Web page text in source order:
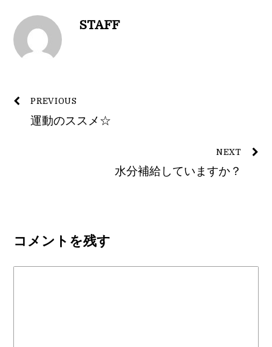
STAFF
PREVIOUS
運動のススメ☆
NEXT
水分補給していますか？
コメントを残す